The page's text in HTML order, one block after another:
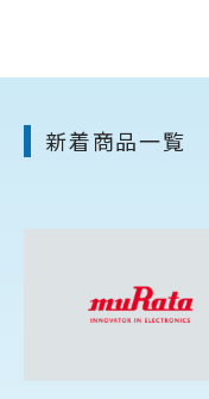
新着商品一覧